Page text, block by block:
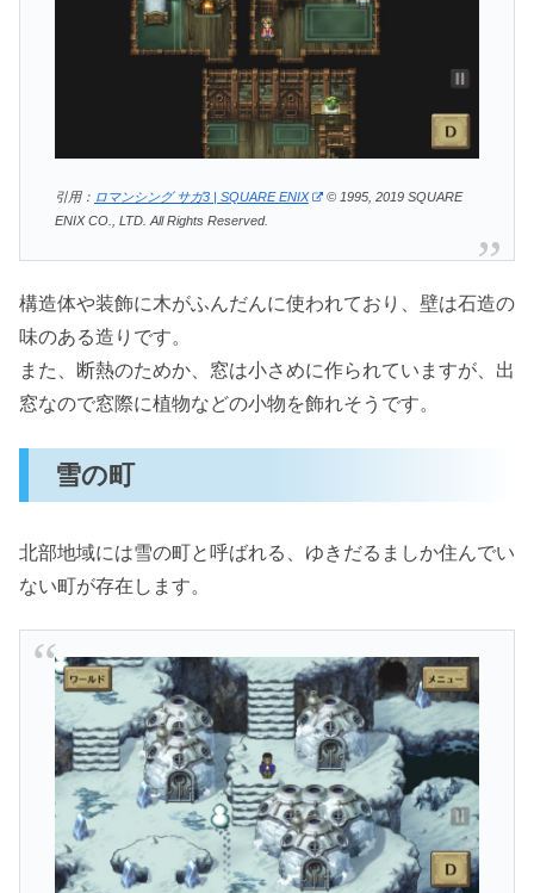
引用： ロマンシング サガ3 | SQUARE ENIX
© 1995, 2019 SQUARE
ENIX CO., LTD. All Rights Reserved.
構造体や装飾に木がふんだんに使われており、壁は石造の
味のある造りです。
また、断熱のためか、窓は小さめに作られていますが、出
窓なので窓際に植物などの小物を飾れそうです。
雪の町
北部地域には雪の町と呼ばれる、ゆきだるましか住んでい
ない町が存在します。